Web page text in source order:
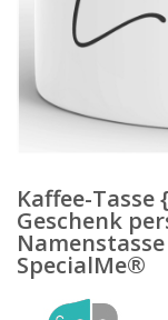
Kaffee-
Geschenk
SpecialMe®